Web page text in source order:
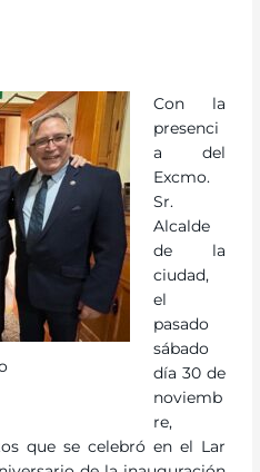
Con la
presenci
a del
Excmo.
Sr.
Alcalde
de la
ciudad,
el
pasado
sábado
día 30 de
noviemb
re,
que se celebró en el Lar